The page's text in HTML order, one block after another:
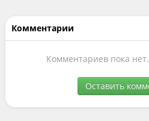
Комментарии
Комментариев пока
Оставить